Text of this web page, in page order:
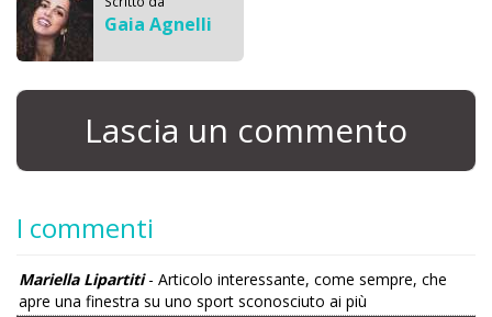
Gaia Agnelli
Lascia un commento
I commenti
Mariella Lipartiti- Articolo interessante, come sempre, che
apre una finestra su uno sport sconosciuto ai più